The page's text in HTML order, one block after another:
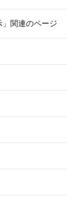
関連のページ